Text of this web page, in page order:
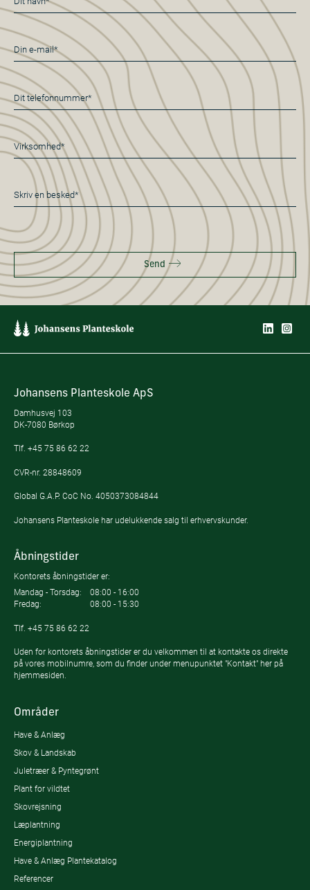
*
E-
mail
*
Telefon
*
Virksomhed*
*
Besked
*
Send
Johansens Planteskole ApS
Damhusvej 103
DK-7080 Børkop
Tlf. +45 75 86 62 22
CVR-nr. 28848609
Global G.A.P. CoC No. 4050373084844
Johansens Planteskole har udelukkende salg til erhvervskunder.
Åbningstider
Kontorets åbningstider er:
Mandag - Torsdag:
08:00 - 16:00
Fredag:
08:00 - 15:30
Tlf. +45 75 86 62 22
Uden for kontorets åbningstider er du velkommen til at kontakte os direkte
på vores mobilnumre, som du finder under menupunktet "Kontakt" her på
hjemmesiden.
Områder
Have & Anlæg
Skov & Landskab
Juletræer & Pyntegrønt
Plant for vildtet
Skovrejsning
Læplantning
Energiplantning
Have & Anlæg Plantekatalog
Referencer